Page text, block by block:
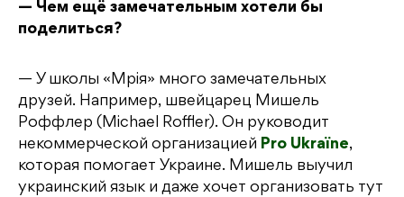
— Чем ещё замечательным хотели бы
поделиться?
— У школы «Мрія» много замечательных
друзей. Например, швейцарец Мишель
Роффлер (Michael Roffler). Он руководит
некоммерческой организацией Pro Ukraïne,
которая помогает Украине. Мишель выучил
украинский язык и даже хочет организовать тут